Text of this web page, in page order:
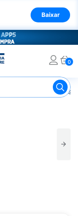
Baixar
0
Pilhas e Baterias